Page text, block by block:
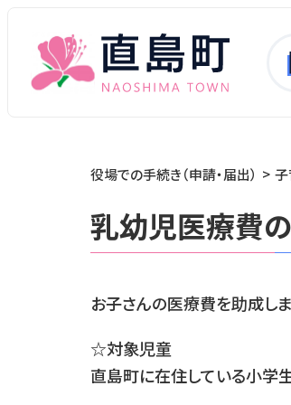
役場での手続き（申請・届出）
乳幼児医療費
お子さんの医療費を助成しま
☆対象児童
直島町に在住している小学